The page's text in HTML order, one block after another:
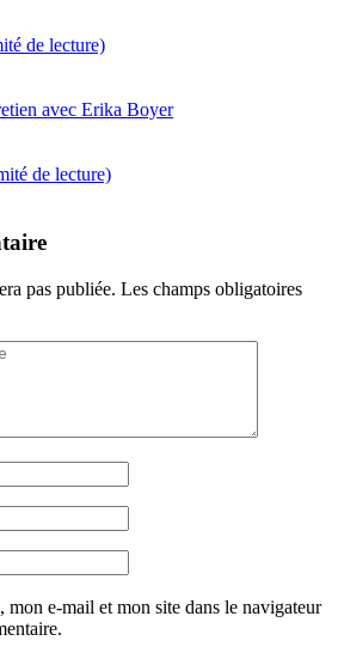
de lecture)
avec Erika Boyer
de lecture)
pas publiée. Les champs obligatoires
mon e-mail et mon site dans le navigateur